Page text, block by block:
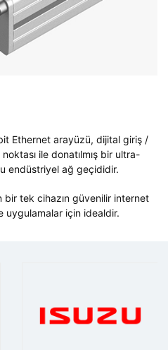
Ethernet arayüzü, dijital giriş /
ile donatılmış bir ultra-
endüstriyel ağ geçididir.
bir tek cihazın güvenilir internet
uygulamalar için idealdir.